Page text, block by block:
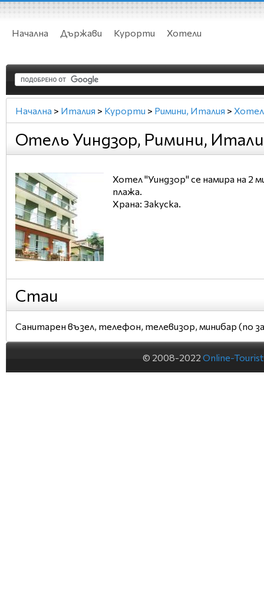
Начална Държави Курорти Хотели
Начална > Италия > Курорти > Римини, Италия >
Отель Уиндзор, Римини,
Хотел "Уиндзор" се намира на 2
плажа.
Храна: Закуска.
Стаи
Санитарен възел, телефон, телевизор, минибар (по
© 2008-2022 Online-